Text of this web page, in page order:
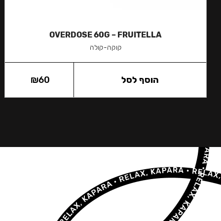
OVERDOSE 60G – FRUITELLA
קוקה-קולה
₪60 הוסף לסל